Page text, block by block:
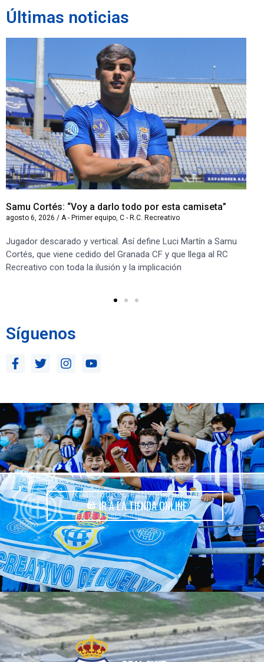
Últimas noticias
Samu Cortés: “Voy a darlo todo por esta camiseta”
agosto 6, 2026 / A - Primer equipo, C - R.C. Recreativo
Jugador descarado y vertical. Así define Luci Martín a Samu
Cortés, que viene cedido del Granada CF y que llega al RC
Recreativo con toda la ilusión y la implicación
Síguenos
IR A LA TIENDA ONLINE